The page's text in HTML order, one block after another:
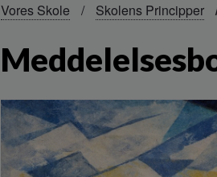
Vores Skole Skolens Principper